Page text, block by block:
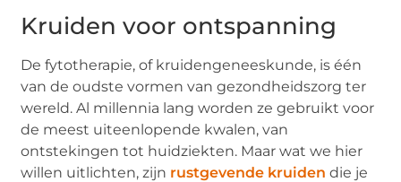
Kruiden voor ontspanning
De fytotherapie, of kruidengeneeskunde, is één
van de oudste vormen van gezondheidszorg ter
wereld. Al millennia lang worden ze gebruikt voor
de meest uiteenlopende kwalen, van
ontstekingen tot huidziekten. Maar wat we hier
willen uitlichten, zijn rustgevende kruiden die je